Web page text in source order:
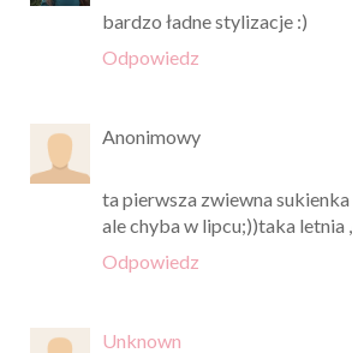
bardzo ładne stylizacje :)
Odpowiedz
Anonimowy
ta pierwsza zwiewna
ale chyba w lipcu;))taka letnia
Odpowiedz
Unknown